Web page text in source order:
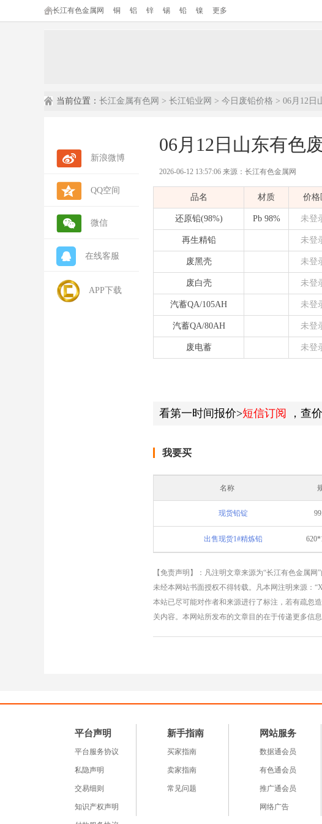
长江有色金属网 铜 铝 锌 锡 铅 镍 更多
当前位置： 长江金属有色网 > 长江铅业网 > 今日废铅价格 > 06月12日
新浪微博
QQ空间
微信
在线客服
APP下载
06月12日山东有色
2026-06-12 13:57:06 来源：长江有色金属网
本文为长江有色金属网发布的06月12
数据类型：现货市场报价 | 行情参考 | 有色金属价格
品名 材质 价格
还原铅(98%) Pb 98% 未登
再生精铅 未登
废黑壳 未登
废白壳 未登
汽蓄QA/105AH 未登
汽蓄QA/80AH 未登
废电蓄 未登
看第一时间报价>短信订阅 ，查
我要买
名称
现货铅锭
出售现货1#精炼铅
【免责声明】：凡注明文章来源为“长江有色金属
未经本网站书面授权不得转载。凡本网注明来源：
本站已尽可能对作者和来源进行了标注，若有疏忽
关内容。本网站所发布的文章目的在于传递更多信
平台声明
平台服务协议
私隐声明
交易细则
知识产权声明
新手指南
买家指南
卖家指南
常见问题
网站服务
数据通会员
有色通会员
推广通会员
网络广告